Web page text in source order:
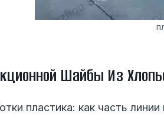
Шайбы Из
пластика: как часть